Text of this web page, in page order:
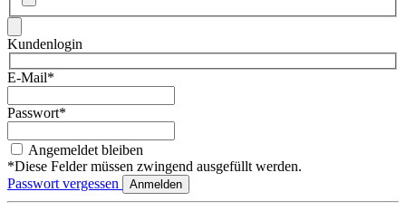
Kundenlogin
E-Mail*
Passwort*
Angemeldet bleiben
*Diese Felder müssen zwingend ausgefüllt werden.
Passwort vergessen